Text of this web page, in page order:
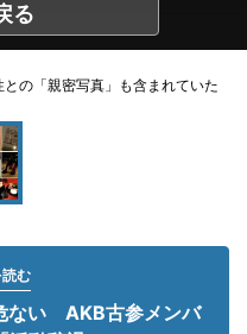
る
の「親密写真」も含まれていた
む
ない AKB古参メンバ